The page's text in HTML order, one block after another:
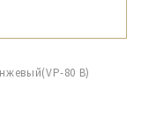
80 B)